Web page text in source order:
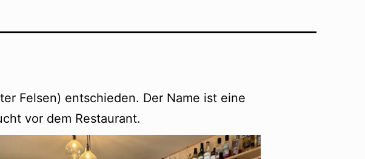
Felsen) entschieden. Der Name ist eine
vor dem Restaurant.